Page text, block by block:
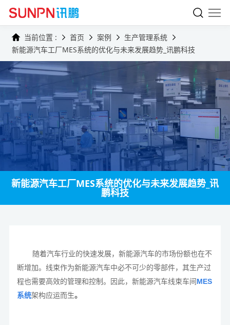
当前位置 : 首页 案例
生产管理系统
新能源汽车工厂MES系统的优化与未来发展趋势_讯鹏科技
新能源汽车工厂MES系统的优化与未来发展趋势_讯
鹏科技
随着汽车行业的快速发展，新能源汽车的市场份额也在不
断增加。线束作为新能源汽车中必不可少的零部件，其生产过
程也需要高效的管理和控制。因此，新能源汽车线束车间MES
系统架构应运而生。